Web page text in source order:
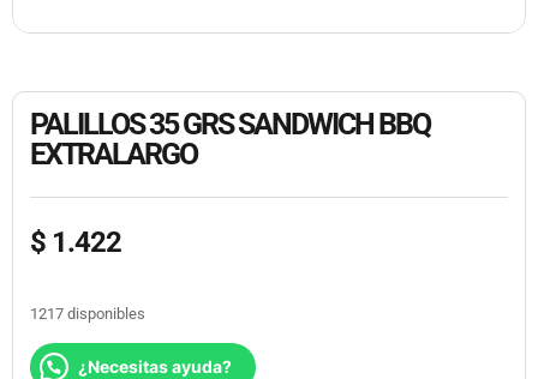
PALILLOS 35 GRS SANDWICH BBQ
EXTRALARGO
$ 1.422
1217 disponibles
¿Necesitas ayuda?